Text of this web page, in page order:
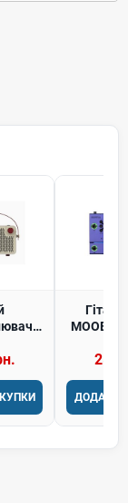
MOOER
25
ДОДАТИ